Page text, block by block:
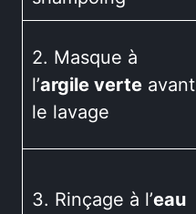
2. Masque à
l’argile verte avant
le lavage
3. Rinçage à l’eau